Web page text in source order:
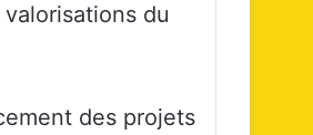
du
des projets